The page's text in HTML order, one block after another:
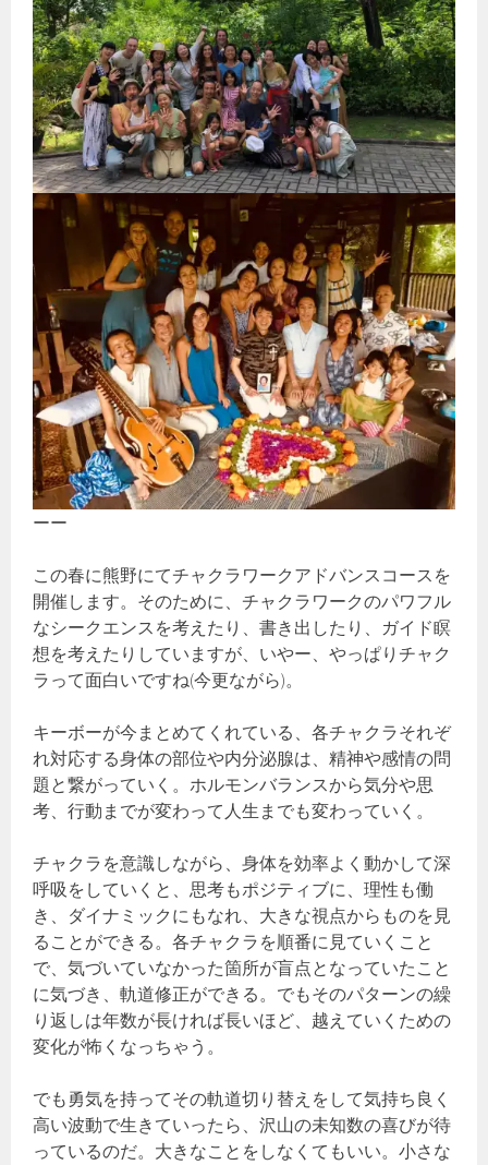
ーー
この春に熊野にてチャクラワークアドバンスコースを
開催します。そのために、チャクラワークのパワフル
なシークエンスを考えたり、書き出したり、ガイド瞑
想を考えたりしていますが、いやー、やっぱりチャク
ラって面白いですね(今更ながら)。
キーボーが今まとめてくれている、各チャクラそれぞ
れ対応する身体の部位や内分泌腺は、精神や感情の問
題と繋がっていく。ホルモンバランスから気分や思
考、行動までが変わって人生までも変わっていく。
チャクラを意識しながら、身体を効率よく動かして深
呼吸をしていくと、思考もポジティブに、理性も働
き、ダイナミックにもなれ、大きな視点からものを見
ることができる。各チャクラを順番に見ていくこと
で、気づいていなかった箇所が盲点となっていたこと
に気づき、軌道修正ができる。でもそのパターンの繰
り返しは年数が長ければ長いほど、越えていくための
変化が怖くなっちゃう。
でも勇気を持ってその軌道切り替えをして気持ち良く
高い波動で生きていったら、沢山の未知数の喜びが待
っているのだ。大きなことをしなくてもいい。小さな